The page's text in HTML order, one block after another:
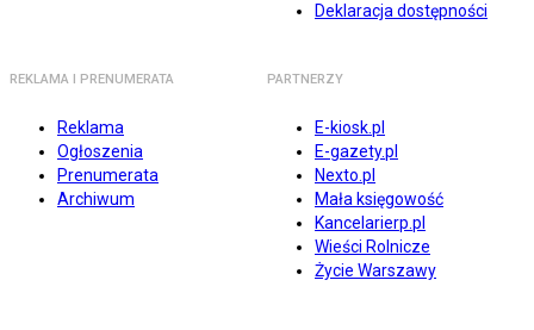
Deklaracja dostępności
REKLAMA I PRENUMERATA
Reklama
Ogłoszenia
Prenumerata
Archiwum
PARTNERZY
E-kiosk.pl
E-gazety.pl
Nexto.pl
Mała księgowość
Kancelarierp.pl
Wieści Rolnicze
Życie Warszawy